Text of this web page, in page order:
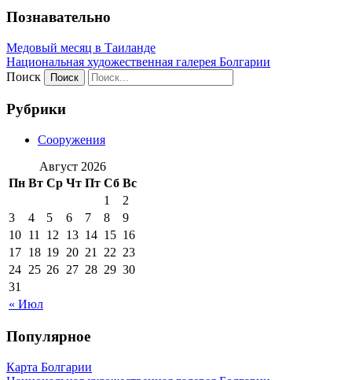
Познавательно
Медовый месяц в Таиланде
Национальная художественная галерея Болгарии
Поиск
Рубрики
Сооружения
Август 2026
Пн Вт Ср Чт Пт Сб Вс
« Июл
1
2
3
4 5 6 7 8
9
10 11 12 13 14 15 16
17 18 19 20 21 22 23
24 25 26 27 28 29 30
31
Популярное
Карта Болгарии